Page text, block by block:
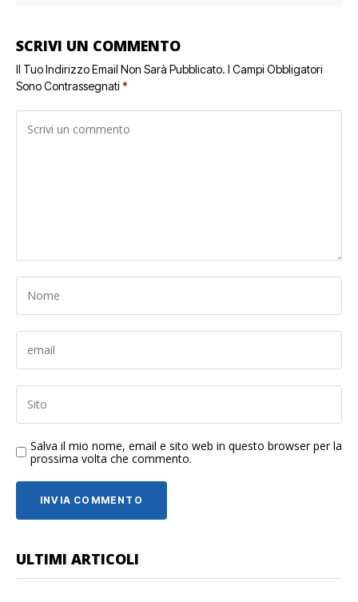
SCRIVI UN COMMENTO
Il Tuo Indirizzo Email Non Sarà Pubblicato. I Campi Obbligatori
Sono Contrassegnati *
Salva il mio nome, email e sito web in questo browser per la
prossima volta che commento.
ULTIMI ARTICOLI